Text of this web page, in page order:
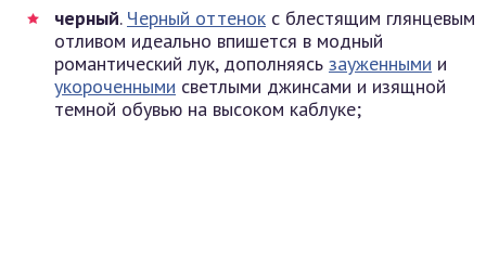
черный. Черный оттенок с блестящим глянцевым
отливом идеально впишется в модный
романтический лук, дополняясь зауженными и
укороченными светлыми джинсами и изящной
темной обувью на высоком каблуке;